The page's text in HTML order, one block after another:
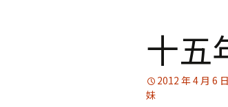
十五
2012 年 4 月 6 日
妹